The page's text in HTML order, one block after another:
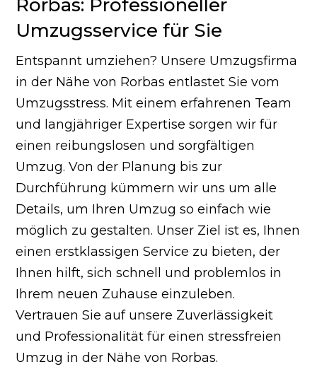
Rorbas: Professioneller
Umzugsservice für Sie
Entspannt umziehen? Unsere Umzugsfirma
in der Nähe von Rorbas entlastet Sie vom
Umzugsstress. Mit einem erfahrenen Team
und langjähriger Expertise sorgen wir für
einen reibungslosen und sorgfältigen
Umzug. Von der Planung bis zur
Durchführung kümmern wir uns um alle
Details, um Ihren Umzug so einfach wie
möglich zu gestalten. Unser Ziel ist es, Ihnen
einen erstklassigen Service zu bieten, der
Ihnen hilft, sich schnell und problemlos in
Ihrem neuen Zuhause einzuleben.
Vertrauen Sie auf unsere Zuverlässigkeit
und Professionalität für einen stressfreien
Umzug in der Nähe von Rorbas.